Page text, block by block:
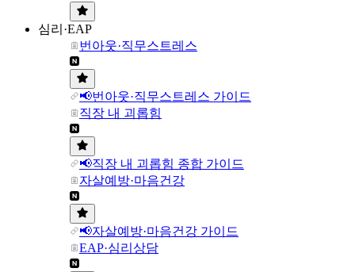
심리·EAP
번아웃·직무스트레스
📢번아웃·직무스트레스 가이드
직장 내 괴롭힘
📢직장 내 괴롭힘 종합 가이드
자살예방·마음건강
📢자살예방·마음건강 가이드
EAP·심리상담